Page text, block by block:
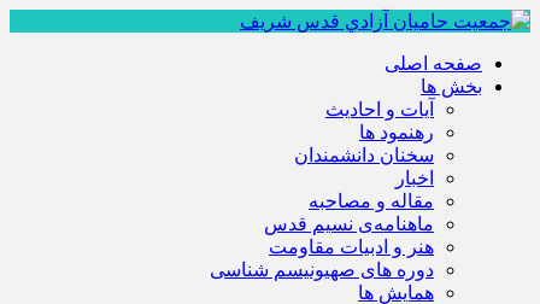
صفحه اصلی
بخش ها
آیات و احادیث
رهنمود ها
سخنان دانشمندان
اخبار
مقاله و مصاحبه
ماهنامه‌ی نسیم قدس
هنر و ادبیات مقاومت
دوره های صهیونیسم شناسی
همايش ها